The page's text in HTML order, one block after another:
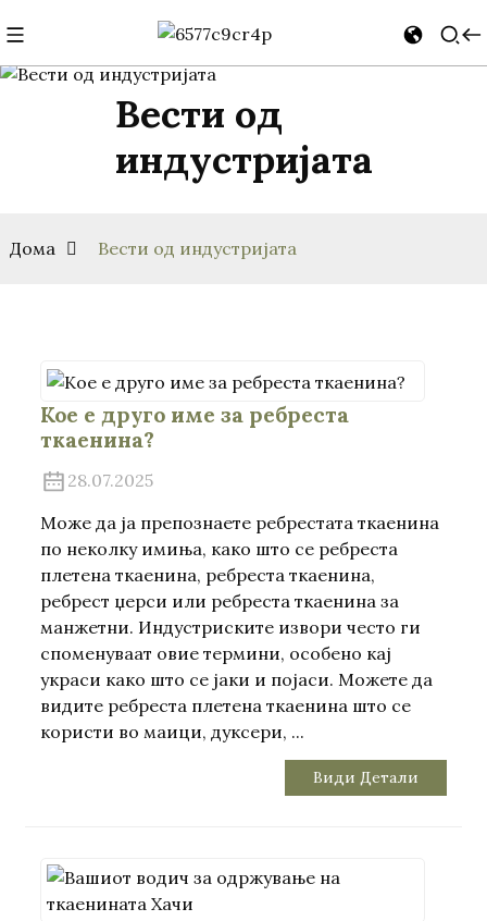
Вести од
индустријата
Дома Вести од индустријата
Кое е друго име за ребреста
ткаенина?
28.07.2025
Може да ја препознаете ребрестата ткаенина
по неколку имиња, како што се ребреста
плетена ткаенина, ребреста ткаенина,
ребрест џерси или ребреста ткаенина за
манжетни. Индустриските извори често ги
споменуваат овие термини, особено кај
украси како што се јаки и појаси. Можете да
видите ребреста плетена ткаенина што се
користи во маици, дуксери, ...
Види Детали